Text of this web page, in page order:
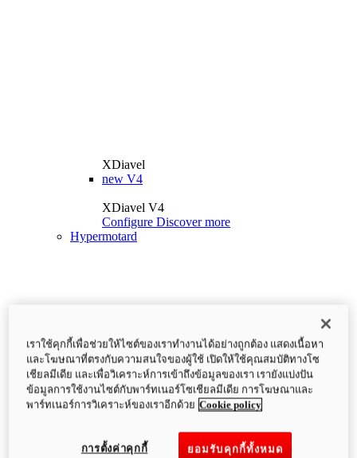
XDiavel
new V4
XDiavel V4
Configure Discover more
Hypermotard
เราใช้คุกกี้เพื่อช่วยให้ไซต์ของเราทำงานได้อย่างถูกต้อง แสดงเนื้อหา
และโฆษณาที่ตรงกับความสนใจของผู้ใช้ เปิดให้ใช้คุณสมบัติทางโซ
เชียลมีเดีย และเพื่อวิเคราะห์การเข้าถึงข้อมูลของเรา เรายังแบ่งปัน
ข้อมูลการใช้งานไซต์กับพาร์ทเนอร์โซเชียลมีเดีย การโฆษณาและ
พาร์ทเนอร์การวิเคราะห์ของเราอีกด้วย Cookie policy
ยอมรับคุกกี้ทั้งหมด
การตั้งค่าคุกกี้